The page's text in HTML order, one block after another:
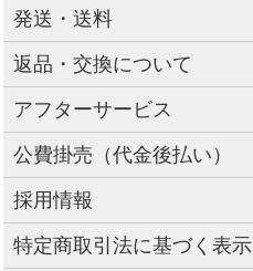
発送・送料
返品・交換について
アフターサービス
公費掛売（代金後払い）
採用情報
特定商取引法に基づく表示